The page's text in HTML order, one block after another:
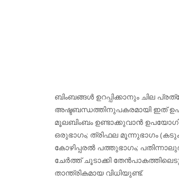
ബിംബങ്ങള്‍ ഉറപ്പിക്കാനും ചില
അഷ്ടബന്ധത്തിനുപകരമായി ഇത്
മൂലബിംബം ഉണ്ടാക്കുവാന്‍
ഒരുഭാഗം; ത്രിഫല മൂന്നുഭാഗം
കോഴിപ്പരല്‍ പത്തുഭാഗം;
ചേര്‍ത്ത് ചൂടാക്കി
താന്ത്രികമായ വിധിയുണ്ട്.